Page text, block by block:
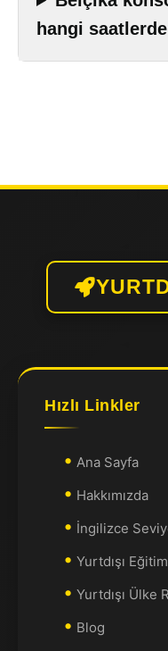
hangi
Hızlı Linkler
Ana Sayfa
Hakkımızda
İngilizce
Yurtdışı
Yurtdışı Ülke
Blog